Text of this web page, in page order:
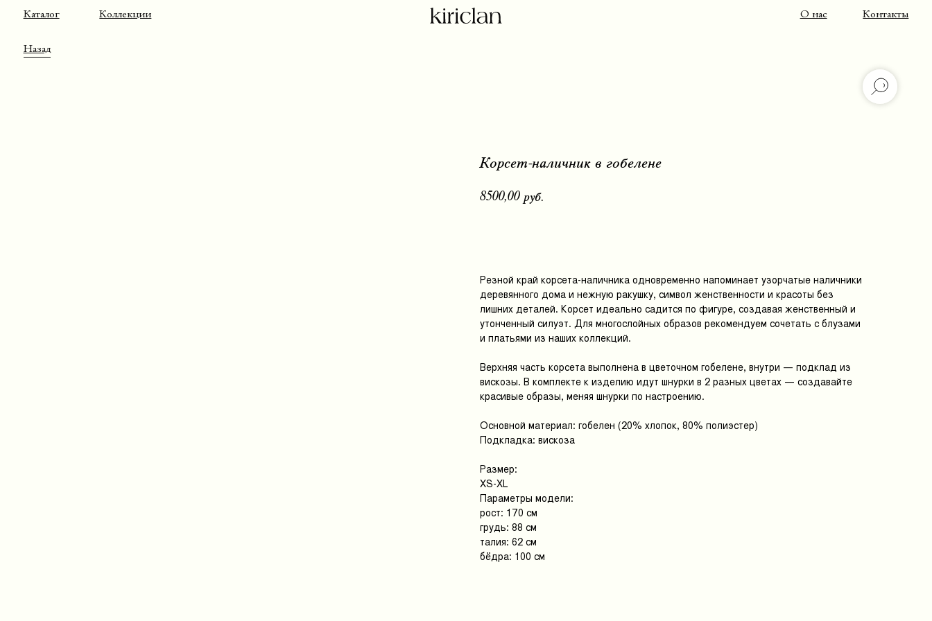
Каталог Коллекции Контакты
Назад
Корсет-наличник в гобелене
8500,00 руб.
Резной край корсета-наличника одновременно напоминает узорчатые наличники
деревянного дома и нежную ракушку, символ женственности и красоты без
лишних деталей. Корсет идеально садится по фигуре, создавая женственный и
утонченный силуэт. Для многослойных образов рекомендуем сочетать с блузами
и платьями из наших коллекций.
Верхняя часть корсета выполнена в цветочном гобелене, внутри — подклад из
вискозы. В комплекте к изделию идут шнурки в 2 разных цветах — создавайте
красивые образы, меняя шнурки по настроению.
Основной материал: гобелен (20% хлопок, 80% полиэстер)
Подкладка: вискоза
Размер:
XS-XL
Параметры модели:
рост: 170 см
грудь: 88 см
талия: 62 см
бёдра: 100 см